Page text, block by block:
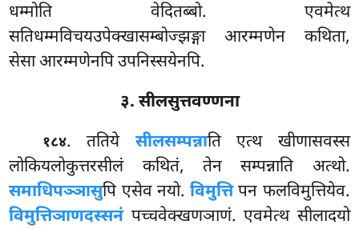
धम्मोति वेदितब्बो. एवमेत्थ
सतिधम्मविचयउपेक्खासम्बोज्झङ्गा आरम्मणेन कथिता,
सेसा आरम्मणेनपि उपनिस्सयेनपि.
३. सीलसुत्तवण्णना
१८४. ततिये सीलसम्पन्नाति एत्थ खीणासवस्स
लोकियलोकुत्तरसीलं कथितं, तेन सम्पन्नाति अत्थो.
समाधिपञ्ञासुपि एसेव नयो.विमुत्तिपन फलविमुत्तियेव.
विमुत्तिञाणदस्सनंपच्चवेक्खणञाणं. एवमेत्थ सीलादयो